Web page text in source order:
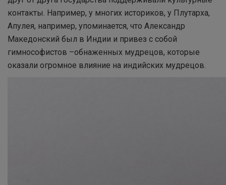
контакты. Например, у многих историков, у Плутарха,
Апулея, например, упоминается, что Александр
Македонский был в Индии и привез с собой
гимнософистов –обнаженных мудрецов, которые
оказали огромное влияние на индийских мудрецов.